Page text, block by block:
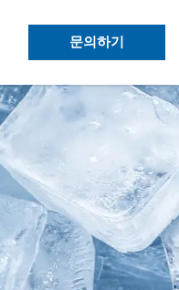
문의하기